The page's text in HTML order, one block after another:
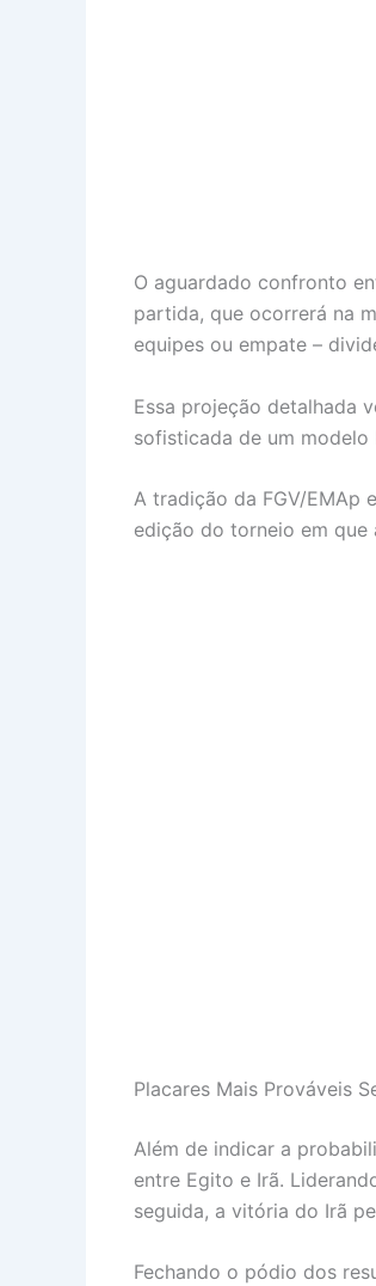
O aguardado confronto
partida, que ocorrerá na
equipes ou empate –
Essa projeção detalhada
sofisticada de um modelo
A tradição da FGV/EMAp
edição do torneio em
Placares Mais Prováveis
Além de indicar a
entre Egito e Irã.
seguida, a vitória do Irã
Fechando o pódio dos